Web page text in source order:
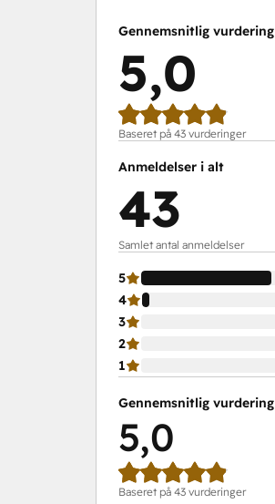
Gennemsnitlig vurdering
5,0
Baseret på 43 vurderinger
Anmeldelser i alt
43
Samlet antal anmeldelser
5
4
3
2
1
Gennemsnitlig vurdering
5,0
Baseret på 43 vurderinger